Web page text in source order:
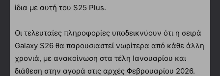
ίδια με αυτή του S25 Plus.
Οι τελευταίες πληροφορίες υποδεικνύουν ότι η σειρά
Galaxy S26 θα παρουσιαστεί νωρίτερα από κάθε άλλη
χρονιά, με ανακοίνωση στα τέλη Ιανουαρίου και
διάθεση στην αγορά στις αρχές Φεβρουαρίου 2026.